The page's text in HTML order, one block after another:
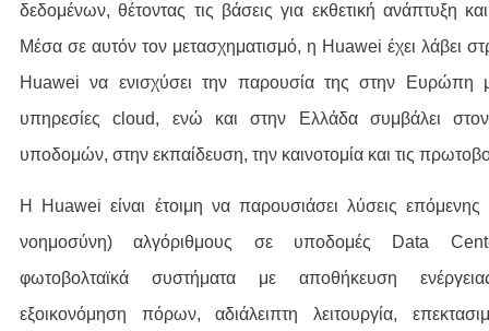
δεδομένων, θέτοντας τις βάσεις για εκθετική ανάπτυξη
Μέσα σε αυτόν τον μετασχηματισμό, η Huawei έχει λάβει
Huawei να ενισχύσει την παρουσία της στην Ευρώπη
υπηρεσίες cloud, ενώ και στην Ελλάδα συμβάλει
υποδομών, στην εκπαίδευση, την καινοτομία και τις
Η Huawei είναι έτοιμη να παρουσιάσει λύσεις επόμενης
νοημοσύνη) αλγόριθμους σε υποδομές Data
φωτοβολταϊκά συστήματα με αποθήκευση
εξοικονόμηση πόρων, αδιάλειπτη λειτουργία,